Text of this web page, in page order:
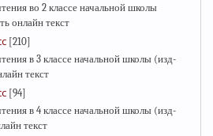
во 2 классе начальной школы
онлайн текст
[210]
в 3 классе начальной школы (изд-
текст
[94]
в 4 классе начальной школы (изд-
текст